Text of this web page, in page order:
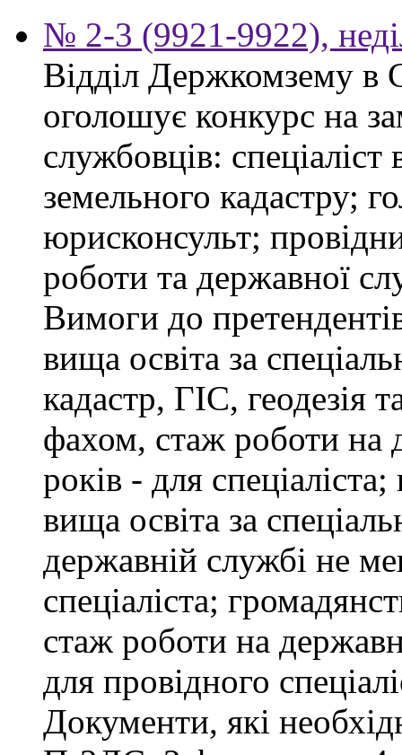
№ 2-3 (9921-9922),
Відділ Держкомзему в
оголошує конкурс на
службовців:
земельного кадастру;
юрисконсульт;
роботи та державної
Вимоги до
вища освіта за
кадастр, ГІС, геодезія
фахом, стаж роботи на
років - для
вища освіта за
державній службі не
спеціаліста;
стаж роботи на
для провідного
Документи, які